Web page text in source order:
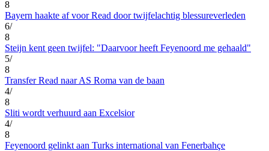
8
Bayern haakte af voor Read door twijfelachtig blessureverleden
6/
8
Steijn kent geen twijfel: "Daarvoor heeft Feyenoord me gehaald"
5/
8
Transfer Read naar AS Roma van de baan
4/
8
Sliti wordt verhuurd aan Excelsior
4/
8
Feyenoord gelinkt aan Turks international van Fenerbahçe